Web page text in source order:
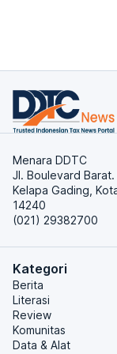
Menara DDTC
Jl. Boulevard Barat.
Kelapa Gading,
14240
(021) 29382700
Kategori
Berita
Literasi
Review
Komunitas
Data & Alat